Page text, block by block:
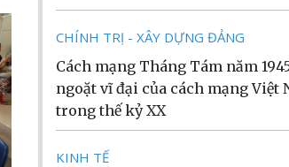
CHÍNH TRỊ - XÂY DỰNG ĐẢNG
Cách mạng Tháng Tám năm
ngoặt vĩ đại của cách mạng Việt
trong thế kỷ XX
KINH TẾ